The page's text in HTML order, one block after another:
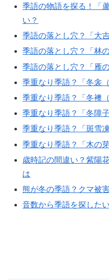
季語の物語を探る！「
い？
季語の落とし穴？「大
季語の落とし穴？「林
季語の落とし穴？「雁
季重なり季語？「冬衾
季重なり季語？「冬襖
季重なり季語？「冬障
季重なり季語？「斑雪
季重なり季語？「木の
歳時記の間違い？紫陽
は
熊が冬の季語？クマ被
音数から季語を探した